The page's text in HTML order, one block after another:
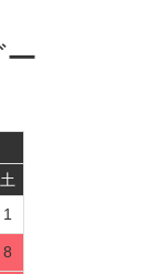
土
1
8